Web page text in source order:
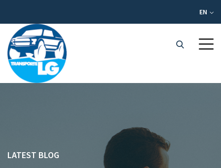
EN
LATEST BLOG